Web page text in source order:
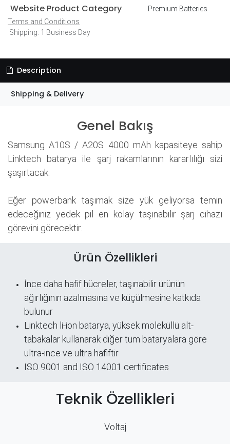
Website Product Category
Premium Batteries
Terms and Conditions
Shipping: 1 Business Day
Description
Shipping & Delivery
Genel Bakış
Samsung A10S / A20S 4000 mAh kapasiteye sahip
Linktech batarya ile şarj rakamlarının kararlılığı sizi
şaşırtacak.
Eğer powerbank taşımak size yük geliyorsa temin
edeceğiniz yedek pil en kolay taşınabilir şarj cihazı
görevini görecektir.
Ürün Özellikleri
İnce daha hafif hücreler, taşınabilir ürünün
ağırlığının azalmasına ve küçülmesine katkıda
bulunur
Linktech li-ion batarya, yüksek moleküllü alt-
tabakalar kullanarak diğer tüm bataryalara göre
ultra-ince ve ultra hafiftir
ISO 9001 and ISO 14001 certificates
Teknik Özellikleri
Voltaj